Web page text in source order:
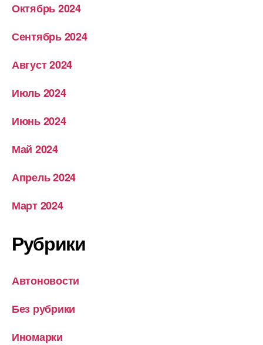
Октябрь 2024
Сентябрь 2024
Август 2024
Июль 2024
Июнь 2024
Май 2024
Апрель 2024
Март 2024
Рубрики
Автоновости
Без рубрики
Иномарки